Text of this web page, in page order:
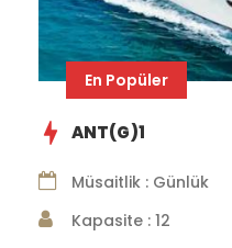
En Popüler
ANT(G)1
Müsaitlik : Günlük
Kapasite : 12